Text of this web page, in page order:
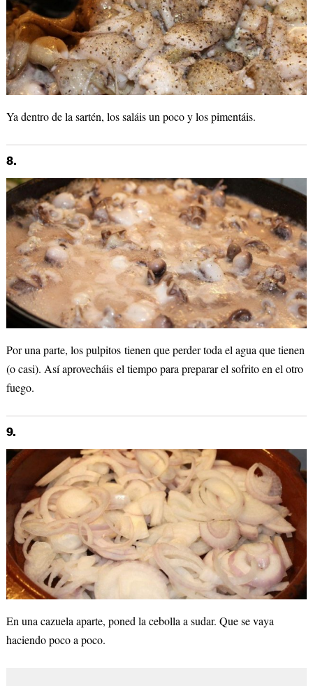
Ya dentro de la sartén, los saláis un poco y los pimentáis.
8.
Por una parte, los pulpitos tienen que perder toda el agua que tienen
(o casi). Así aprovecháis el tiempo para preparar el sofrito en el otro
fuego.
9.
En una cazuela aparte, poned la cebolla a sudar. Que se vaya
haciendo poco a poco.